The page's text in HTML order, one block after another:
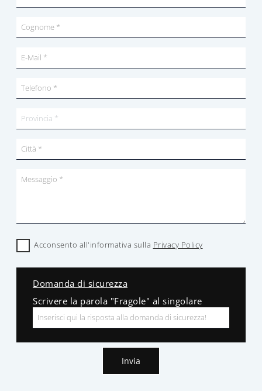
Acconsento all'informativa sulla Privacy Policy
Domanda di sicurezza
Scrivere la parola "Fragole" al singolare
Invia